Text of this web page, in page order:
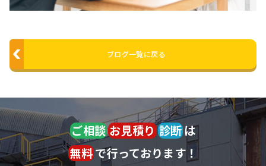
ブログ一覧に戻る
ご相談 お見積り 診断は
無料で行っております！